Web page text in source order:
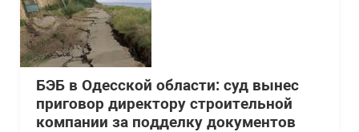
БЭБ в Одесской области: суд вынес
приговор директору строительной
компании за подделку документов